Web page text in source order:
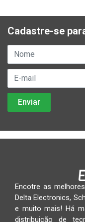
Cadastre-se
Encotre as
Delta Electronics,
e muito mais! Há
distribuição de